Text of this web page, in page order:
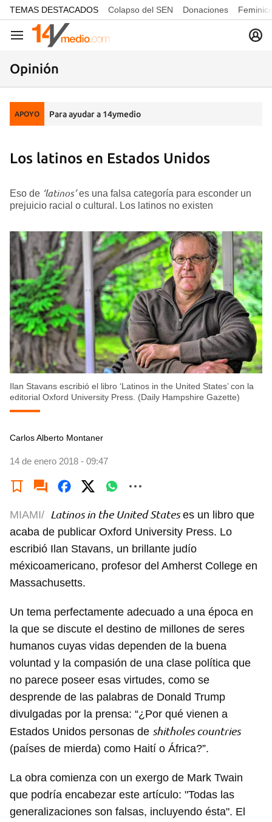
common.go-to-content
TEMAS DESTACADOS Colapso del SEN Donaciones
Navegación
Opinión
APOYO Para ayudar a 14ymedio
Los latinos en Estados Unidos
Eso de ‘latinos’es una falsa categoría para esconder un
prejuicio racial o cultural. Los latinos no existen
Ilan Stavans escribió el libro ‘Latinos in the United States’ con la
editorial Oxford University Press. (Daily Hampshire Gazette)
Carlos Alberto Montaner
14 de enero 2018 - 09:47
MIAMI/ Latinos in the United Stateses un libro que
acaba de publicar Oxford University Press. Lo
escribió Ilan Stavans, un brillante judío
méxicoamericano, profesor del Amherst College en
Massachusetts.
Un tema perfectamente adecuado a una época en
la que se discute el destino de millones de seres
humanos cuyas vidas dependen de la buena
voluntad y la compasión de una clase política que
no parece poseer esas virtudes, como se
desprende de las palabras de Donald Trump
divulgadas por la prensa: “¿Por qué vienen a
Estados Unidos personas de shitholes countries
(países de mierda) como Haití o África?”.
La obra comienza con un exergo de Mark Twain
que podría encabezar este artículo: "Todas las
generalizaciones son falsas, incluyendo ésta". El